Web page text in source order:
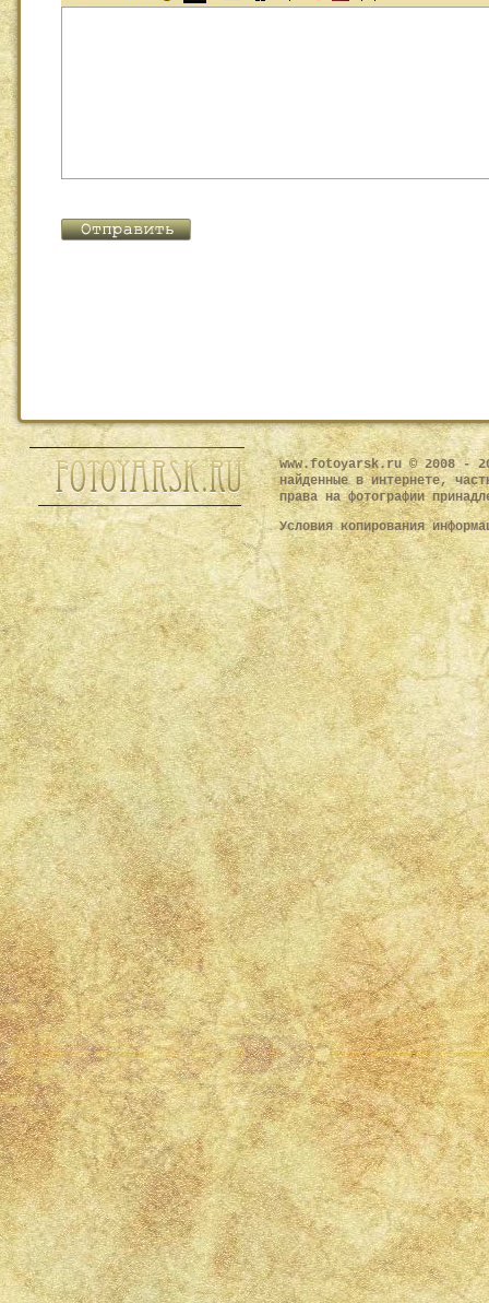
www.fotoyarsk.ru © 2008 -
найденные в интернете,
права на фотографии
Условия копирования